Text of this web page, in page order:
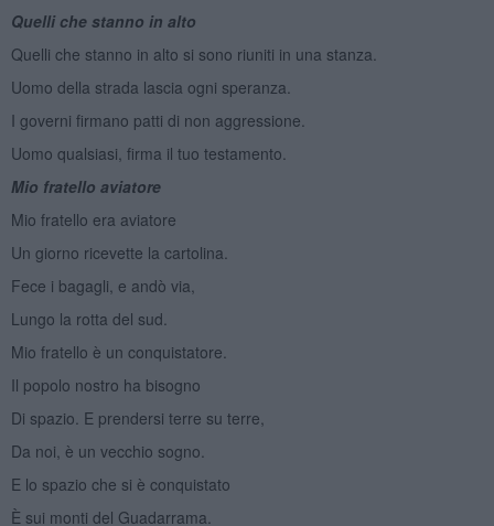
Quelli che stanno in alto
Quelli che stanno in alto si sono riuniti in una stanza.
Uomo della strada lascia ogni speranza.
I governi firmano patti di non aggressione.
Uomo qualsiasi, firma il tuo testamento.
Mio fratello aviatore
Mio fratello era aviatore
Un giorno ricevette la cartolina.
Fece i bagagli, e andò via,
Lungo la rotta del sud.
Mio fratello è un conquistatore.
Il popolo nostro ha bisogno
Di spazio. E prendersi terre su terre,
Da noi, è un vecchio sogno.
E lo spazio che si è conquistato
È sui monti del Guadarrama.